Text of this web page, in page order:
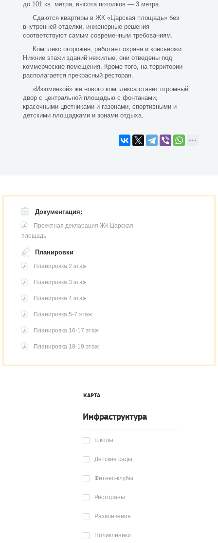
до 101 кв. метра, высота потолков — 3 метра.
Сдаются квартиры в ЖК «Царская площадь» без
внутренней отделки, инженерные решения
соответствуют самым современным требованиям.
Комплекс огорожен, работает охрана и консьержи.
Нижние этажи зданий нежилые, они отведены под
коммерческие помещения. Кроме того, на территории
располагается прекрасный ресторан.
«Изюминкой» же нового комплекса станет огромный
двор с центральной площадью с фонтанами,
красочными цветниками и газонами, спортивными и
детскими площадками и зонами отдыха.
Документация:
Проектная декларация ЖК Царская
площадь
Планировки
Планировка 2 этаж
Планировка 3 этаж
Планировка 4 этаж
Планировка 5-7 этаж
Планировка 16-17 этаж
Планировка 18-19 этаж
КАРТА
Инфраструктура
Школы
Детские сады
Фитнес-клубы
Рестораны
Развлечения
Поликлиники